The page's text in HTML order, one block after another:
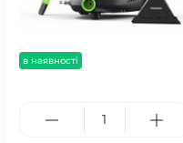
в наявності